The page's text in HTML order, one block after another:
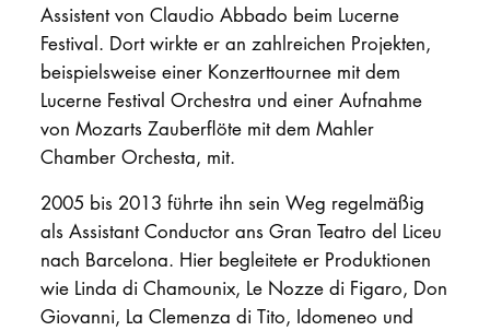
Assistent von Claudio Abbado beim Lucerne
Festival. Dort wirkte er an zahlreichen Projekten,
beispielsweise einer Konzerttournee mit dem
Lucerne Festival Orchestra und einer Aufnahme
von Mozarts Zauberflöte mit dem Mahler
Chamber Orchesta, mit.
2005 bis 2013 führte ihn sein Weg regelmäßig
als Assistant Conductor ans Gran Teatro del Liceu
nach Barcelona. Hier begleitete er Produktionen
wie Linda di Chamounix, Le Nozze di Figaro, Don
Giovanni, La Clemenza di Tito, Idomeneo und